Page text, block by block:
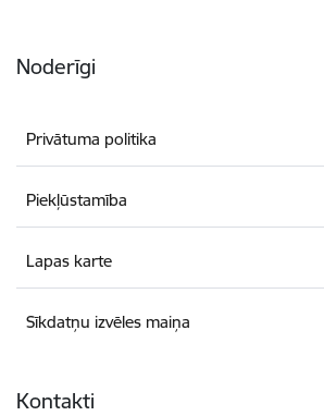
Noderīgi
Privātuma politika
Piekļūstamība
Lapas karte
Sīkdatņu izvēles maiņa
Kontakti